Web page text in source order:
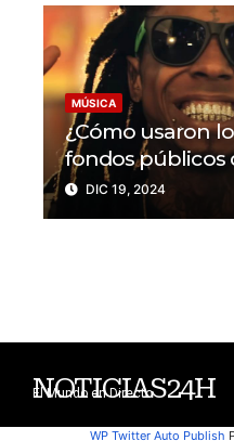
MÚSICA
¿Cómo usaron
fondos públicos
pandemia en
DIC 19, 2024
NOTICIAS24H
El Mundo en Directo
WP Twitter Auto Publish